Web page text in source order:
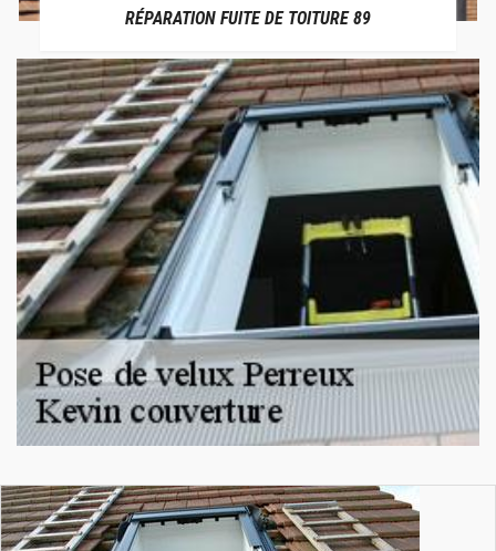
RÉPARATION FUITE DE TOITURE 89